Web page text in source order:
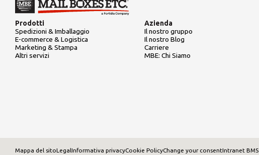
Prodotti
Spedizioni & Imballaggio
E-commerce & Logistica
Marketing & Stampa
Altri servizi
Azienda
Il nostro gruppo
Il nostro Blog
Carriere
MBE: Chi Siamo
Mappa del sitoLegalInformativa privacyCookie PolicyChange your consentIntranet BMS